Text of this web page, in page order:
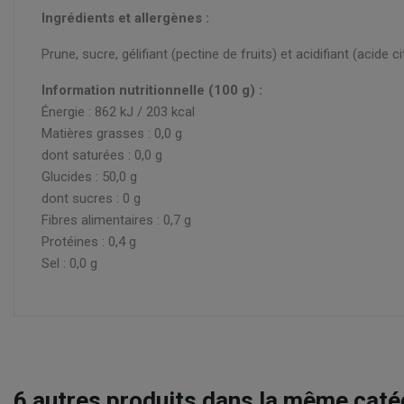
Ingrédients et allergènes :
Prune, sucre, gélifiant (pectine de fruits) et acidifiant (acide
Information nutritionnelle (100 g) :
Énergie : 862 kJ / 203 kcal
Matières grasses : 0,0 g
dont saturées : 0,0 g
Glucides : 50,0 g
dont sucres : 0 g
Fibres alimentaires : 0,7 g
Protéines : 0,4 g
Sel : 0,0 g